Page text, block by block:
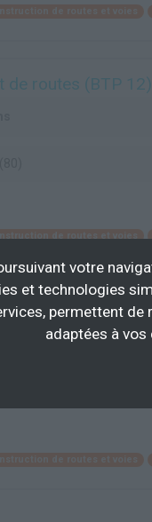
de routes (BTP 12)
votre
et technologies
permettent de
adaptées à